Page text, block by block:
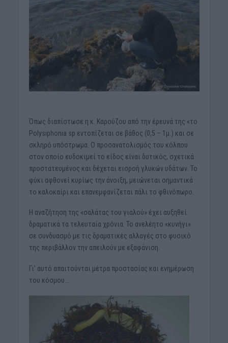
Όπως διαπίστωσε η κ. Καρούζου από την έρευνά της «το
Polysiphonia sp εντοπίζεται σε βάθος (0,5 – 1μ.) και σε
σκληρό υπόστρωμα. Ο προσανατολισμός του κόλπου
στον οποίο ευδοκιμεί το είδος είναι δυτικός, σχετικά
προστατευμένος και δέχεται εισροή γλυκών υδάτων. Το
φύκι αφθονεί κυρίως την άνοιξη, μειώνεται σημαντικά
το καλοκαίρι και επανεμφανίζεται πάλι το φθινόπωρο.
Η αναζήτηση της «σαλάτας του γιαλού» έχει αυξηθεί
δραματικά τα τελευταία χρόνια. Το ανελέητο «κυνήγι»
σε συνδυασμό με τις δραματικές αλλαγές στο φυσικό
της περιβάλλον την απειλούν με εξαφάνιση.
Γι’ αυτό απαιτούνται μέτρα προστασίας και ενημέρωση
του κόσμου…